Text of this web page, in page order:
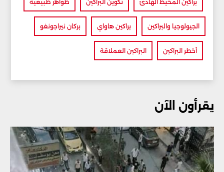
براكين المحيط الهادئ تكوين البراكين ظواهر طبيعية
الجيولوجيا والبراكين براكين هاواي بركان نيراجونغو
أخطر البراكين البراكين العملاقة
يقرأون الآن